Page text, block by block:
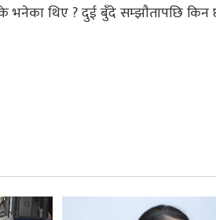
के भनेका थिए ? दुई बुँदे सम्झाैतापछि